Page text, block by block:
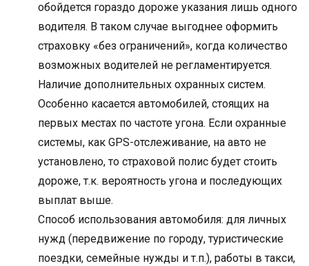
обойдется гораздо дороже указания лишь одного
водителя. В таком случае выгоднее оформить
страховку «без ограничений», когда количество
возможных водителей не регламентируется.
Наличие дополнительных охранных систем.
Особенно касается автомобилей, стоящих на
первых местах по частоте угона. Если охранные
системы, как GPS-отслеживание, на авто не
установлено, то страховой полис будет стоить
дороже, т.к. вероятность угона и последующих
выплат выше.
Способ использования автомобиля: для личных
нужд (передвижение по городу, туристические
поездки, семейные нужды и т.п.), работы в такси,